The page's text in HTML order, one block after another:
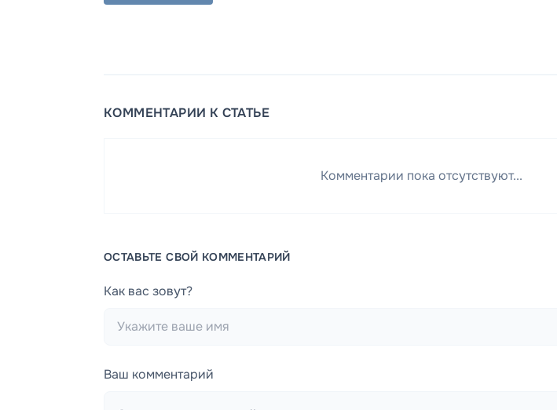
КОММЕНТАРИИ К СТАТЬЕ
Комментарии пока отсутствуют...
ОСТАВЬТЕ СВОЙ КОММЕНТАРИЙ
Как вас зовут?
Ваш комментарий